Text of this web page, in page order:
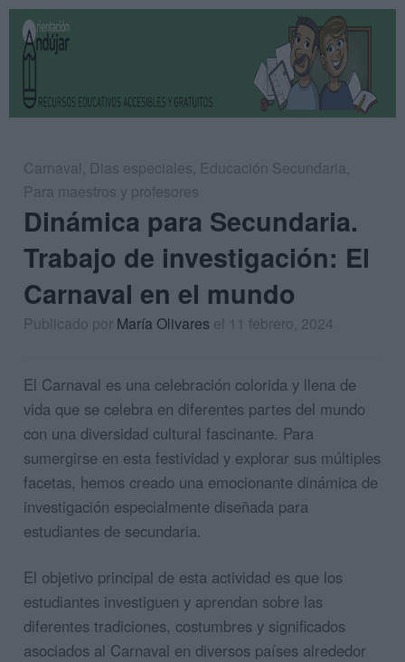
Carnaval, Dias especiales, Educación Secundaria,
Para maestros y profesores
Dinámica para Secundaria.
Trabajo de investigación: El
Carnaval en el mundo
Publicado por María Olivares el 11 febrero, 2024
El Carnaval es una celebración colorida y llena de
vida que se celebra en diferentes partes del mundo
con una diversidad cultural fascinante. Para
sumergirse en esta festividad y explorar sus múltiples
facetas, hemos creado una emocionante dinámica de
investigación especialmente diseñada para
estudiantes de secundaria.
El objetivo principal de esta actividad es que los
estudiantes investiguen y aprendan sobre las
diferentes tradiciones, costumbres y significados
asociados al Carnaval en diversos países alrededor